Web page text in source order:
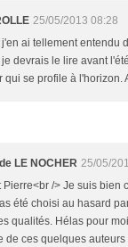
25/05/2013 08:28
ai tellement entendu
devrais le lire avant
qui se profile à l'horizon.
LE NOCHER 25/05/
Pierre<br /> Je suis bien
été choisi au hasard
qualités. Hélas pour
de ces quelques